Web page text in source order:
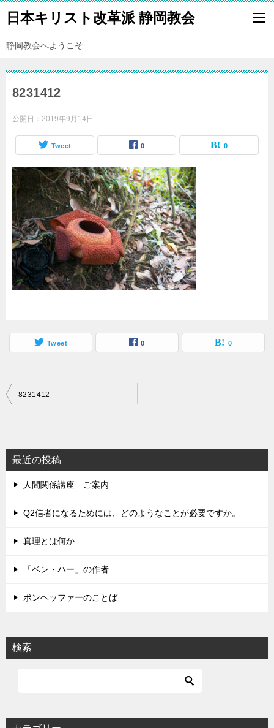
日本キリスト改革派 静岡教会
静岡教会へようこそ
8231412
公開日： 2019年9月14日
Tweet 0 0
Tweet 0 0
投
ビ
ゲ
ー
シ
8231412
最近の投稿
人間関係講座 ご案内
Q2信者になるためには、どのようなことが必要ですか。
真理とは何か
「ベン・ハー」の作者
ボンヘッファーのことば
検索